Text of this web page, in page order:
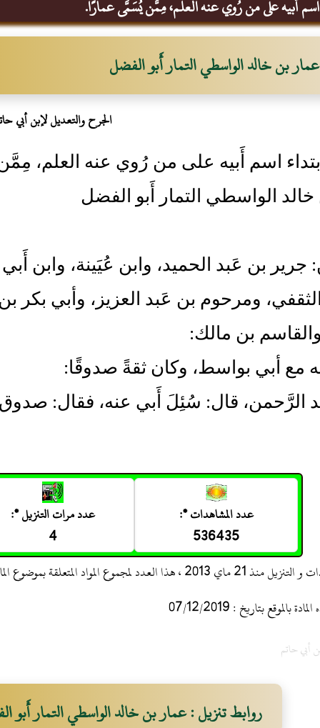
أَبيه على من رُوي عنه العلم، مِمَّن يُسَمَّى عمارًا.
عمار بن خالد الواسطي التمار أَبو الفضل
الجرح والتعديل لإبن أبي
اسم أَبيه على من رُوي عنه العلم،
الواسطي التمار أَبو الفضل
بن عَبد الحميد، وابن عُيَينة، وابن
ومرحوم بن عَبد العزيز، وأبي
بن مالك:
مع أبي بواسط، وكان ثقةً صدوقًا:
الرَّحمن، قال: سُئِلَ أَبي عنه، فقال:
عدد المشاهدات *:
536435
عدد مرات التنزيل *:
4
العدد لمجموع المواد المتعلقة بموضوع المادة
بتاريخ : 07/12/2019
أبي حاتم
روابط تنزيل : عمار بن خالد الواسطي التمار أَبو